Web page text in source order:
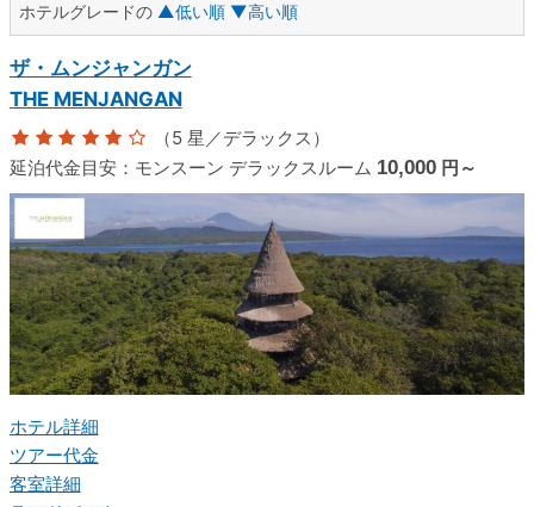
ホテルグレードの ▲低い順 ▼高い順
ザ・ムンジャンガン
THE MENJANGAN
（5 星／デラックス）
延泊代金目安： モンスーン デラックスルーム 10,000 円～
ホテル詳細
ツアー代金
客室詳細